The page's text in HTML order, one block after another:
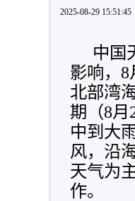
2025-08-29
中国
影响，8
北部湾
期（8月
中到大
风，沿
天气为
作。